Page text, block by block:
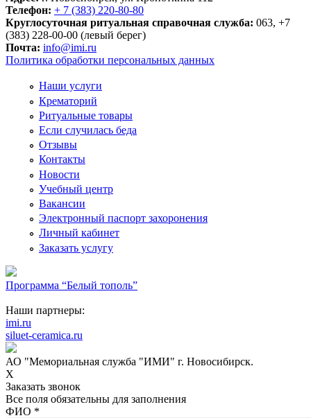
Телефон: + 7 (383) 220-80-80
Круглосуточная ритуальная справочная служба: 063, +7
(383) 228-00-00 (левый берег)
Почта: info@imi.ru
Политика обработки персональных данных
Наши услуги
Крематорий
Ритуальные товары
Если случилась беда
Отзывы
Контакты
Новости
Учебный центр
Вакансии
Электронный паспорт захоронения
Личный кабинет
Заказать услугу
Программа “Белый тополь”
Наши партнеры:
imi.ru
siluet-ceramica.ru
АО "Мемориальная служба "ИМИ" г. Новосибирск.
X
Заказать звонок
Все поля обязательны для заполнения
ФИО *